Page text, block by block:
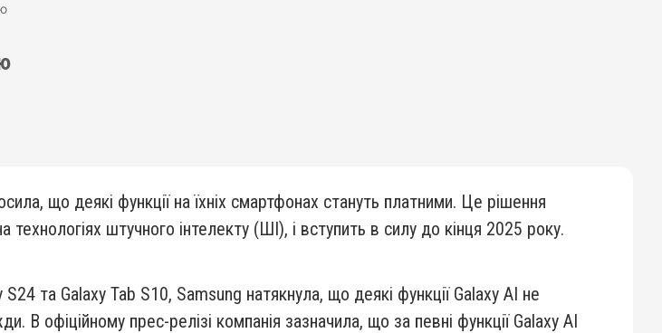
що деякі функції на їхніх смартфонах стануть платними. Це рішення
технологіях штучного інтелекту (ШІ), і вступить в силу до кінця 2025 року.
та Galaxy Tab S10, Samsung натякнула, що деякі функції Galaxy AI не
В офіційному прес-релізі компанія зазначила, що за певні функції Galaxy AI